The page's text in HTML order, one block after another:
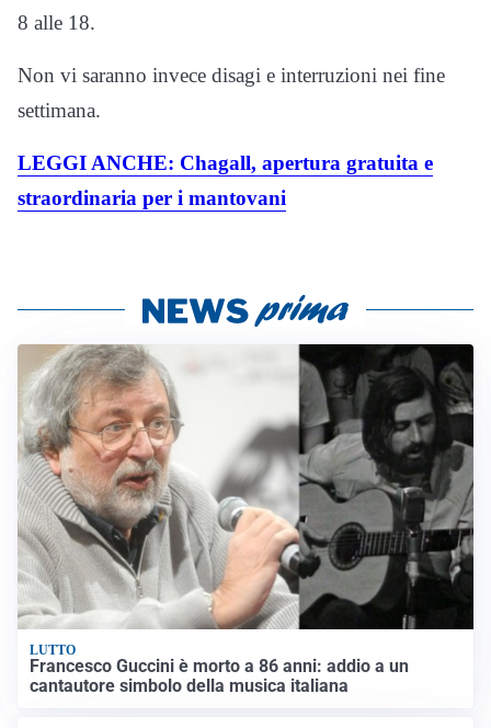
8 alle 18.
Non vi saranno invece disagi e interruzioni nei fine
settimana.
LEGGI ANCHE: Chagall, apertura gratuita e
straordinaria per i mantovani
LUTTO
Francesco Guccini è morto a 86 anni: addio a un
cantautore simbolo della musica italiana